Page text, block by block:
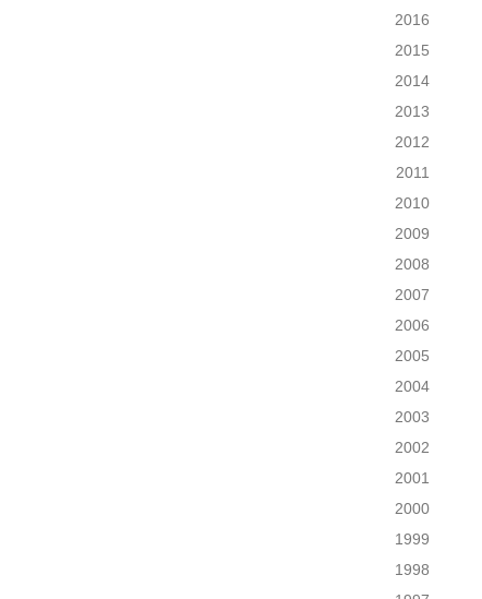
2016
2015
2014
2013
2012
2011
2010
2009
2008
2007
2006
2005
2004
2003
2002
2001
2000
1999
1998